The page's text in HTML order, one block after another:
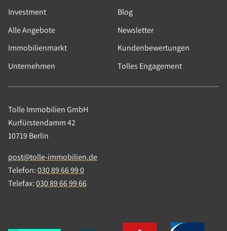
Etagenwohnung
Berlin
Investment
Alle Angebote
Immobilienmarkt
Unternehmen
Blog
Newsletter
Kundenbewertungen
Tolles Engagement
Tolle Immobilien GmbH
Kurfürstendamm 42
10719 Berlin
post@tolle-immobilien.de
Telefon:030 89 66 99 0
Telefax:030 89 66 99 66